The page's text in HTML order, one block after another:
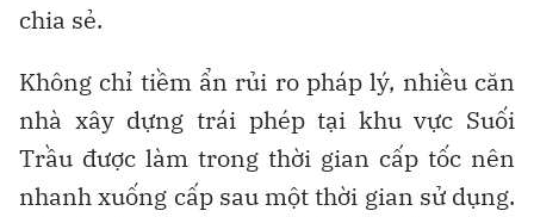
chia sẻ.
Không chỉ tiềm ẩn rủi ro pháp lý, nhiều căn
nhà xây dựng trái phép tại khu vực Suối
Trầu được làm trong thời gian cấp tốc nên
nhanh xuống cấp sau một thời gian sử dụng.